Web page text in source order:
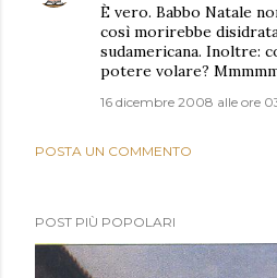
È vero. Babbo Natale
così morirebbe
sudamericana. Inoltre:
potere volare?
16 dicembre 2008 alle ore
POSTA UN COMMENTO
POST PIÙ POPOLARI